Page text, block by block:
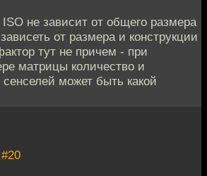
не зависит от общего размера
от размера и конструкции
тут не причем - при
матрицы количество и
сенселей может быть какой
#20